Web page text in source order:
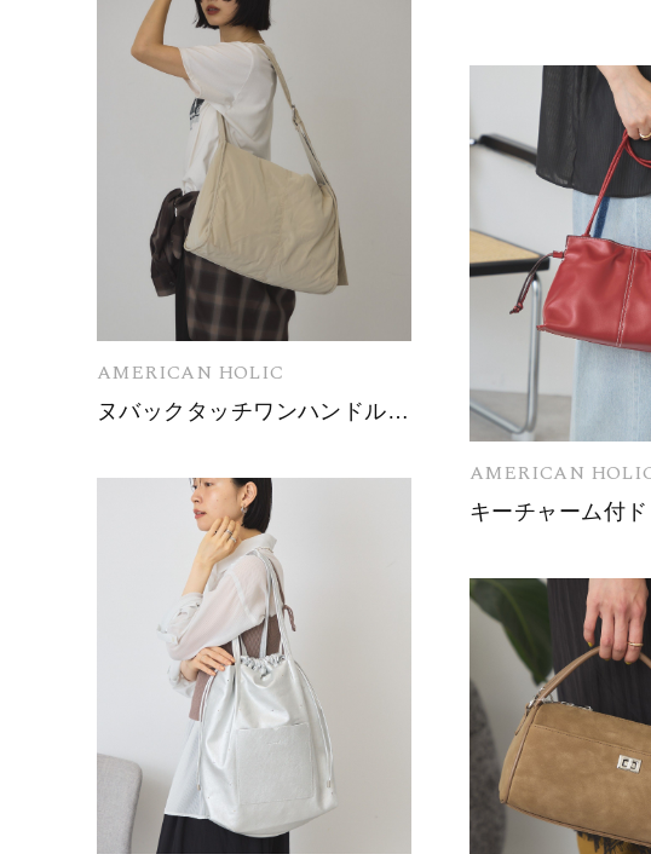
AMERICAN HOLIC
ヌバックタッチワンハンドルバッグ
AMERICAN